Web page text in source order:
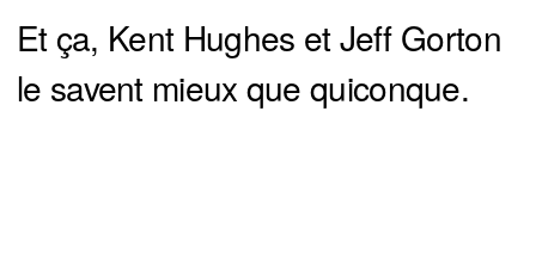
Et ça, Kent Hughes et Jeff Gorton
le savent mieux que quiconque.